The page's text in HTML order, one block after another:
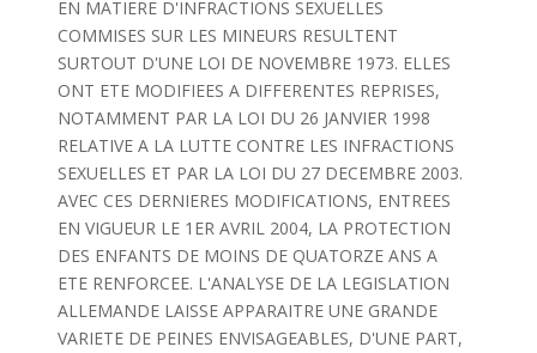
EN MATIERE D'INFRACTIONS SEXUELLES
COMMISES SUR LES MINEURS RESULTENT
SURTOUT D'UNE LOI DE NOVEMBRE 1973. ELLES
ONT ETE MODIFIEES A DIFFERENTES REPRISES,
NOTAMMENT PAR LA LOI DU 26 JANVIER 1998
RELATIVE A LA LUTTE CONTRE LES INFRACTIONS
SEXUELLES ET PAR LA LOI DU 27 DECEMBRE 2003.
AVEC CES DERNIERES MODIFICATIONS, ENTREES
EN VIGUEUR LE 1ER AVRIL 2004, LA PROTECTION
DES ENFANTS DE MOINS DE QUATORZE ANS A
ETE RENFORCEE. L'ANALYSE DE LA LEGISLATION
ALLEMANDE LAISSE APPARAITRE UNE GRANDE
VARIETE DE PEINES ENVISAGEABLES, D'UNE PART,